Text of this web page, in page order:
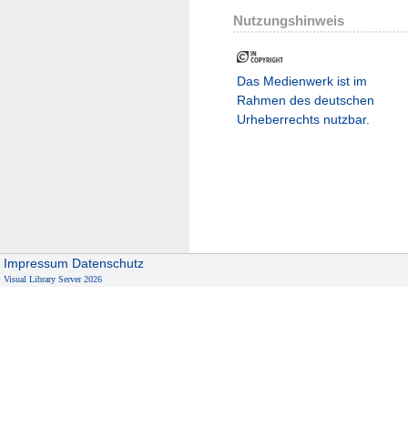
Nutzungshinweis
Das Medienwerk ist im
Rahmen des deutschen
Urheberrechts nutzbar.
Impressum Datenschutz
Visual Library Server 2026